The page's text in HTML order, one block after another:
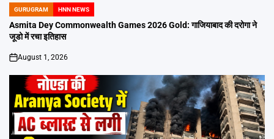
POSTED
IN
GURUGRAM HNN NEWS
Asmita Dey Commonwealth Games 2026 Gold: गाजियाबाद की दरोगा ने
जूडो में रचा इतिहास
on
August 1, 2026